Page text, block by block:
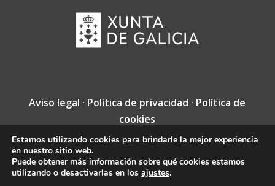
Aviso legal · Política de privacidad · Política de
cookies
Copyright © Fundación Jacobea · Diseño web
deVINCUSYS.
Estamos utilizando cookies para brindarle la mejor experiencia
en nuestro sitio web.
Puede obtener más información sobre qué cookies estamos
utilizando o desactivarlas en los ajustes.